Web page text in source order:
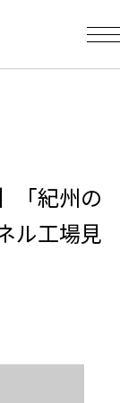
「紀州の
ル工場見